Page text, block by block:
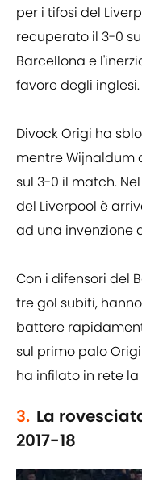
per i tifosi del
recuperato il 3-0
Barcellona e
favore degli inglesi.
Divock Origi ha
mentre
sul 3-0 il match.
del Liverpool è
ad una invenzione
Con i difensori del
tre gol subiti,
battere
sul primo palo
ha infilato in rete
3. La
2017-18